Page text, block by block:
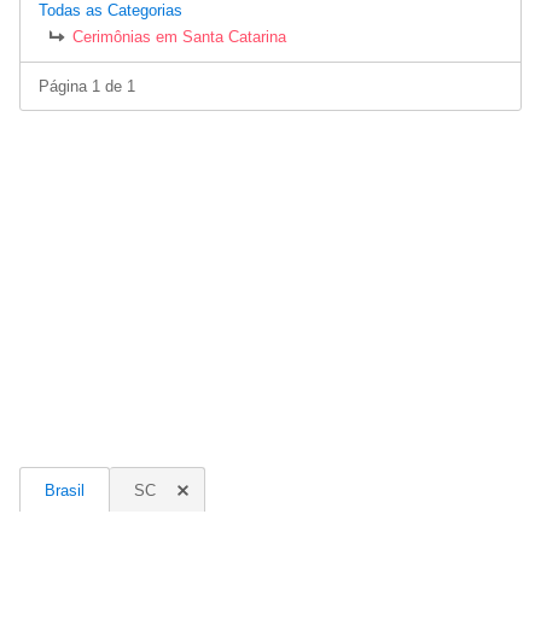
Todas as Categorias
Cerimônias em Santa Catarina
Página 1 de 1
Brasil SC